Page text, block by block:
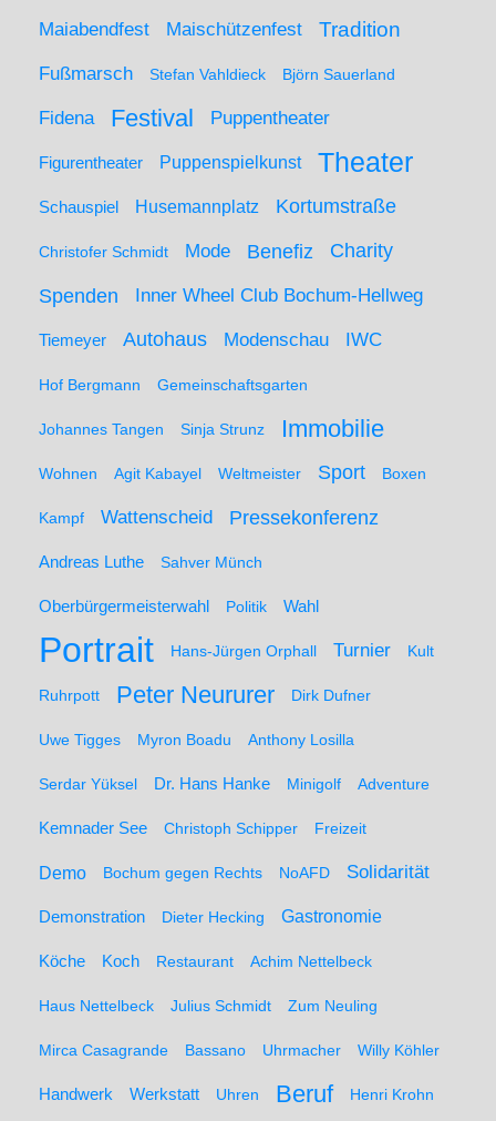
Maiabendfest
Maischützenfest Tradition
Fußmarsch Stefan Vahldieck Björn Sauerland
Fidena Festival Puppentheater
Figurentheater Puppenspielkunst Theater
Schauspiel Husemannplatz Kortumstraße
Christofer Schmidt Mode Benefiz Charity
Spenden Inner Wheel Club Bochum-Hellweg
Tiemeyer Autohaus Modenschau IWC
Hof Bergmann Gemeinschaftsgarten
Johannes Tangen Sinja Strunz Immobilie
Wohnen Agit Kabayel Weltmeister Sport Boxen
Kampf Wattenscheid Pressekonferenz
Andreas Luthe Sahver Münch
Oberbürgermeisterwahl Politik Wahl
Portrait Hans-Jürgen Orphall Turnier Kult
Ruhrpott Peter Neururer Dirk Dufner
Uwe Tigges Myron Boadu Anthony Losilla
Serdar Yüksel Dr. Hans Hanke Minigolf Adventure
Kemnader See Christoph Schipper Freizeit
Demo Bochum gegen Rechts NoAFD Solidarität
Demonstration Dieter Hecking Gastronomie
Köche Koch Restaurant Achim Nettelbeck
Haus Nettelbeck Julius Schmidt Zum Neuling
Mirca Casagrande Bassano Uhrmacher Willy Köhler
Handwerk Werkstatt Uhren Beruf Henri Krohn